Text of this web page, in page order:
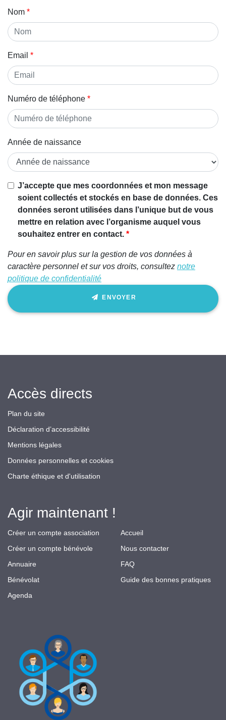
Nom
Email
Numéro de téléphone
Année de naissance
J’accepte que mes coordonnées et mon message
soient collectés et stockés en base de données. Ces
données seront utilisées dans l’unique but de vous
mettre en relation avec l’organisme auquel vous
souhaitez entrer en contact.
Pour en savoir plus sur la gestion de vos données à
caractère personnel et sur vos droits, consultez notre
politique de confidentialité
ENVOYER
Accès directs
Plan du site
Déclaration d’accessibilité
Mentions légales
Données personnelles et cookies
Charte éthique et d'utilisation
Agir maintenant !
Créer un compte association
Créer un compte bénévole
Annuaire
Bénévolat
Agenda
Accueil
Nous contacter
FAQ
Guide des bonnes pratiques